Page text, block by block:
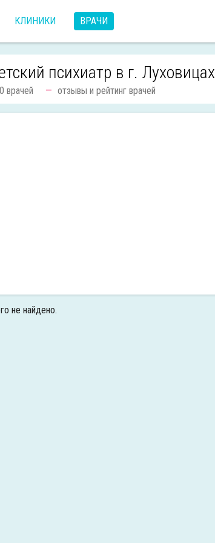
КЛИНИКИ ВРАЧИ
психиатр в г. Луховицах
0 врачей отзывы и рейтинг врачей
не найдено.